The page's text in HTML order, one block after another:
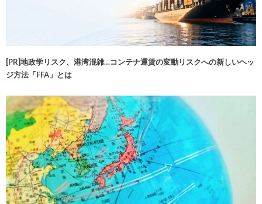
[PR]地政学リスク、港湾混雑…コンテナ運賃の変動リスクへの新しいヘッ
ジ方法「FFA」とは